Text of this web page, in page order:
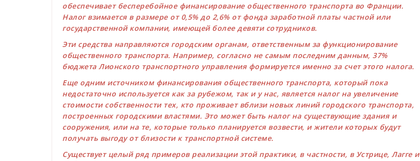
обеспечивает бесперебойное финансирование общественного транспорта во Франции.
Налог взимается в размере от 0,5% до 2,6% от фонда заработной платы частной или
государственной компании, имеющей более девяти сотрудников.
Эти средства направляются городским органам, ответственным за функционирование
общественного транспорта. Например, согласно не самым последним данным, 37%
бюджета Лионского транспортного управления формируется именно за счет этого налога.
Еще одним источником финансирования общественного транспорта, который пока
недостаточно используется как за рубежом, так и у нас, является налог на увеличение
стоимости собственности тех, кто проживает вблизи новых линий городского транспорта,
построенных городскими властями. Это может быть налог на существующие здания и
сооружения, или на те, которые только планируется возвести, и жители которых будут
получать выгоду от близости к транспортной системе.
Существует целый ряд примеров реализации этой практики, в частности, в Устрице, Лагге и